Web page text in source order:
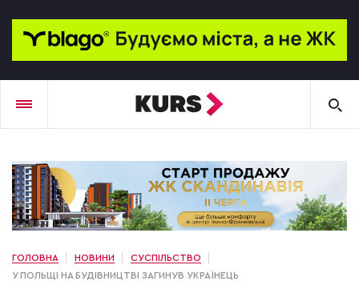
ГОЛОВНА НОВИНИ
СУСПІЛЬСТВО
У ПОЛЬЩІ НА БУДІВНИЦТВІ ЗАГИНУВ УКРАЇНЕЦЬ